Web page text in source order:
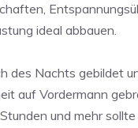
ideal abbauen.
des Nachts gebildet
auf Vordermann
und mehr